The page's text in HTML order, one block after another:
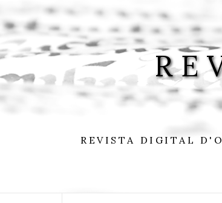
to
content
REVISTA DIGITAL